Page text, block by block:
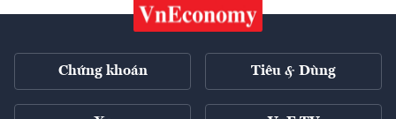
Chứng khoán Tiêu & Dùng